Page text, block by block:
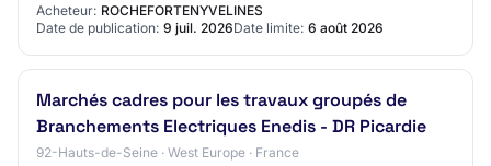
Acheteur: ROCHEFORTENYVELINES
Date de publication: 9 juil. 2026Date limite: 6 août 2026
Marchés cadres pour les travaux groupés de
Branchements Electriques Enedis - DR Picardie
92-Hauts-de-Seine · West Europe · France